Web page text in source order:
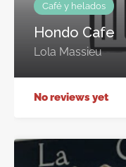
Café y helados
Hondo Cafe
Lola Massieu
No reviews yet